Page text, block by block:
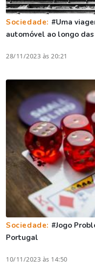
Sociedade: #Uma
automóvel ao longo
28/11/2023 às 20:21
Sociedade: #Jogo
Portugal
10/11/2023 às 14:50